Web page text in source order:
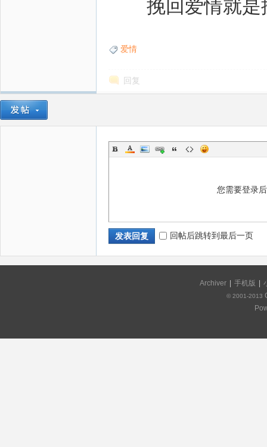
挽回爱情就是
爱情
回复
您需要登录
发表回复 回帖后跳转到最后一页
Archiver 手机版
© 2001-2013